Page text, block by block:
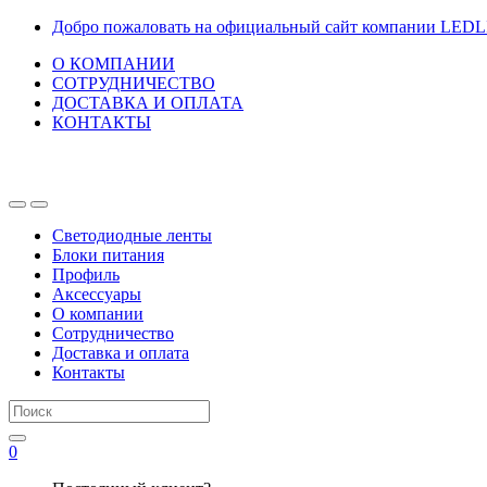
Перейти
навигации
Перейти
содержанию
Добро пожаловать на официальный сайт компании
О КОМПАНИИ
СОТРУДНИЧЕСТВО
ДОСТАВКА И ОПЛАТА
КОНТАКТЫ
Светодиодные ленты
Блоки питания
Профиль
Аксессуары
О компании
Сотрудничество
Доставка и оплата
Контакты
Искать:
0